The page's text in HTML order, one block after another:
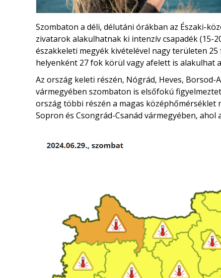
Szombaton a déli, délutáni órákban az Északi-
zivatarok alakulhatnak ki intenzív csapadék (15-
északkeleti megyék kivételével nagy területen
helyenként 27 fok körül vagy afelett is alakulhat
Az ország keleti részén, Nógrád, Heves,
vármegyében szombaton is elsőfokú
ország többi részén a magas
Sopron és Csongrád-Csanád vármegyében,